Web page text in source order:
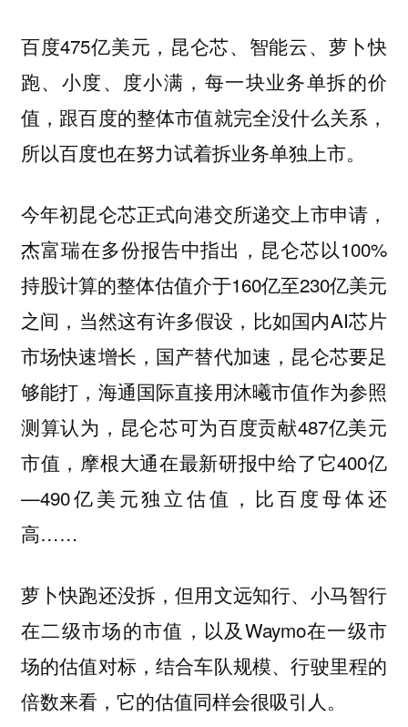
百度475亿美元，昆仑芯、智能云、萝卜快
跑、小度、度小满，每一块业务单拆的价
值，跟百度的整体市值就完全没什么关系，
所以百度也在努力试着拆业务单独上市。
今年初昆仑芯正式向港交所递交上市申请，
杰富瑞在多份报告中指出，昆仑芯以100%
持股计算的整体估值介于160亿至230亿美元‌
之间，当然这有许多假设，比如国内AI芯片
市场快速增长，国产替代加速，昆仑芯要足
够能打，海通国际直接用沐曦市值作为参照
测算认为，昆仑芯可为百度贡献487亿美元
市值，摩根大通在最新研报中给了它400亿
—490亿美元独立估值，比百度母体还
高……
萝卜快跑还没拆，但用文远知行、小马智行
在二级市场的市值，以及Waymo在一级市
场的估值对标，结合车队规模、行驶里程的
倍数来看，它的估值同样会很吸引人。